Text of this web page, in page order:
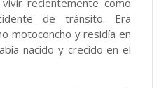
recientemente como
de tránsito. Era
motoconcho y residía en
nacido y crecido en el